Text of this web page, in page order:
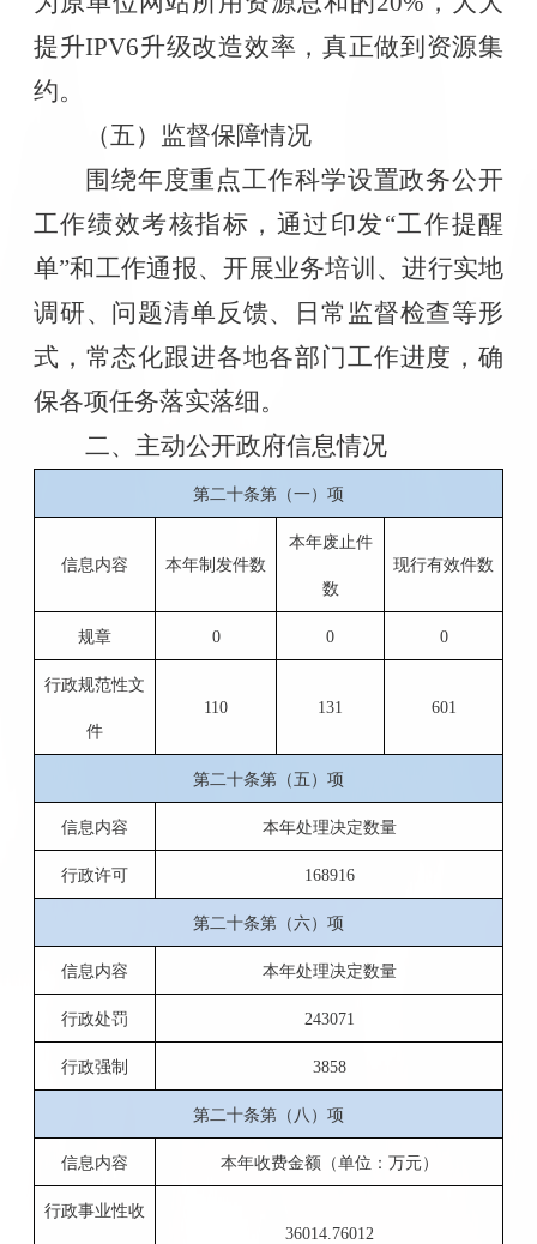
提升IPV6升级改造效率，真正做到资源集
约。
（五）监督保障情况
围绕年度重点工作科学设置政务公开
工作绩效考核指标，通过印发“工作提醒
单”和工作通报、开展业务培训、进行实地
调研、问题清单反馈、日常监督检查等形
式，常态化跟进各地各部门工作进度，确
保各项任务落实落细。
二、 主动公开政府信息情况
第二十条第（一）项
信息内容 本年制发件数
本年废止件
数
现行有效件数
规章 0 0 0
行政规范性文
件
110 131 601
第二十条第（五）项
信息内容 本年处理决定数量
行政许可 168916
第二十条第（六）项
信息内容 本年处理决定数量
行政处罚 243071
行政强制 3858
第二十条第（八）项
信息内容 本年收费金额（单位：万元）
行政事业性收
36014.76012